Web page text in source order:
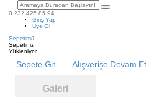
0 232 425 85 94
Giriş Yap
Üye Ol
Sepetim0
Sepetiniz
Yükleniyor...
Sepete Git Alışverişe Devam Et
Galeri